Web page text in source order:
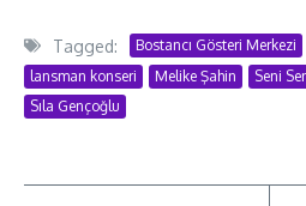
Tagged: Bostancı Gösteri Merkezi
lansman konseri
Melike Şahin
Seni
Sıla Gençoğlu